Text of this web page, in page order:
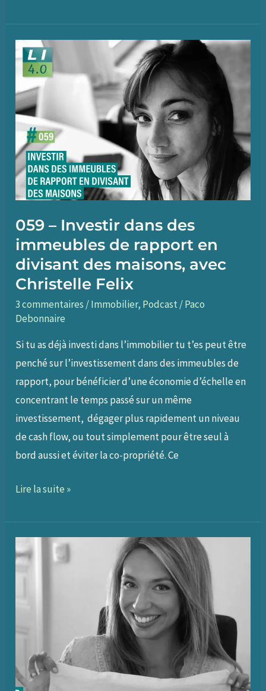
Ecouter
son
corps
vivre
une
vie
plus
riche,
avec
Bulidon
059 – Investir dans des
immeubles de rapport en
divisant des maisons, avec
Christelle Felix
3 commentaires /Immobilier, Podcast /Paco
Debonnaire
Si tu as déjà investi dans l’immobilier tu t’es peut être
penché sur l’investissement dans des immeubles de
rapport, pour bénéficier d’une économie d’échelle en
concentrant le temps passé sur un même
investissement, dégager plus rapidement un niveau
de cash flow, ou tout simplement pour être seul à
bord aussi et éviter la co-propriété. Ce
059
Investir
des
immeubles
de
en
divisant
des
Lire la suite »